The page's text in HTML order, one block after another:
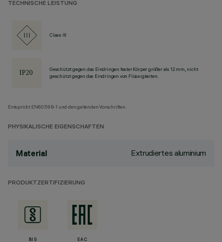
TECHNISCHE LEISTUNG
Class III
Geschützt gegen das Eindringen fester Körper größer als 12 mm, nicht
geschützt gegen das Eindringen von Flüssigkeiten.
Entspricht EN60598-1 und den geltenden Vorschriften.
PHYSIKALISCHE EIGENSCHAFTEN
Material Extrudiertes aluminium
PRODUKTZERTIFIZIERUNG
BIS EAC